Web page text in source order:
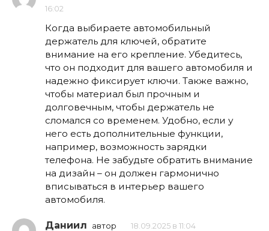
16:02
Когда выбираете автомобильный
держатель для ключей, обратите
внимание на его крепление. Убедитесь,
что он подходит для вашего автомобиля и
надежно фиксирует ключи. Также важно,
чтобы материал был прочным и
долговечным, чтобы держатель не
сломался со временем. Удобно, если у
него есть дополнительные функции,
например, возможность зарядки
телефона. Не забудьте обратить внимание
на дизайн – он должен гармонично
вписываться в интерьер вашего
автомобиля.
Даниил автор 18.09.2025 в 11:04